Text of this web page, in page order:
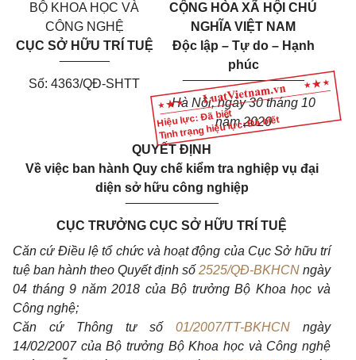
Hiệu lực: Đã biết
Tình trạng hiệu lực: Đã biết
BỘ KHOA HỌC VÀ
CÔNG NGHỆ
CỤC SỞ HỮU TRÍ TUỆ
Số: 4363/QĐ-SHTT
CỘNG HÒA XÃ HỘI CHỦ
NGHĨA VIỆT NAM
Độc lập – Tự do – Hạnh
phúc
_________________
Hà Nội, ngày 30 tháng 10
năm 2020
QUYẾT ĐỊNH
Về việc ban hành Quy chế kiểm tra nghiệp vụ đại
diện sở hữu công nghiệp
_____________
CỤC TRƯỞNG CỤC SỞ HỮU TRÍ TUỆ
Căn cứ Điều lệ tổ chức và hoạt động của Cục Sở hữu trí
tuệ ban hành theo Quyết định số 2525/QĐ-BKHCN ngày
04 tháng 9 năm 2018 của Bộ trưởng Bộ Khoa học và
Công nghệ;
Căn cứ Thông tư số 01/2007/TT-BKHCN ngày
14/02/2007 của Bộ trưởng Bộ Khoa học và Công nghệ